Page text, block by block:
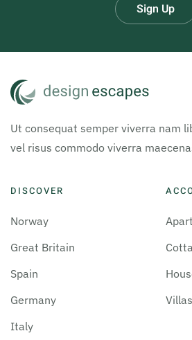
Sign Up
Ut consequat semper viverra nam
vel risus commodo viverra
DISCOVER
Norway
Great Britain
Spain
Germany
Italy
Villas